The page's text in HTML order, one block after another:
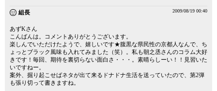
組長 2009/08/19 00:40
あずKさん
こんばんは。コメントありがとうございます。
楽しんでいただけたようで、嬉しいです★腹黒な県民性の京都人なんで、ち
ょっとブラック風味も入れてみました（笑）。私も朝之丞さんのコラム大好
きです！毎回、期待を裏切らない面白さ・・・。素晴らしーい！！見習いた
いですねー。
案外、掘り起こせばネタが出て来るドナドナ生活を送っていたので、第2弾
も張り切って書きますね。